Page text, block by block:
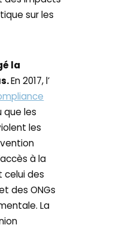
sur les
la
En 2017, l’
que les
les
à la
celui des
des ONGs
La